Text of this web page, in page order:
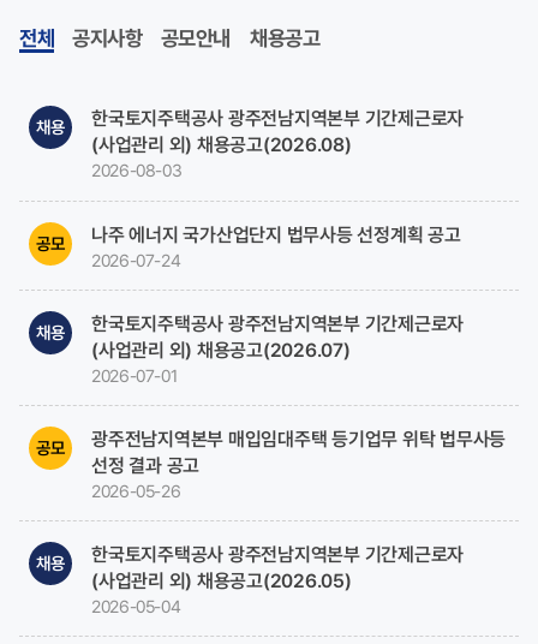
전체
채용
한국토지주택공사 광주전남지역본부 기간제근로자
(사업관리 외) 채용공고(2026.08)
2026-08-03
공모 나주 에너지 국가산업단지 법무사등 선정계획 공고
2026-07-24
채용
한국토지주택공사 광주전남지역본부 기간제근로자
(사업관리 외) 채용공고(2026.07)
2026-07-01
공모
광주전남지역본부 매입임대주택 등기업무 위탁 법무사등
선정 결과 공고
2026-05-26
채용
한국토지주택공사 광주전남지역본부 기간제근로자
(사업관리 외) 채용공고(2026.05)
2026-05-04
공지사항 공모안내 채용공고